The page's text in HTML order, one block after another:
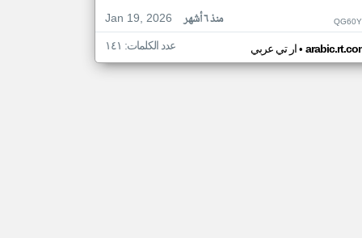
Jan 19, 2026
منذ ٦ أشهر
ار تي عربي• عدد الكلمات: ١٤١